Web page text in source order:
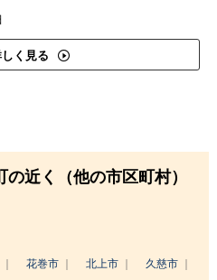
く見る
近く（他の市区町村）
花巻市 北上市
久慈市